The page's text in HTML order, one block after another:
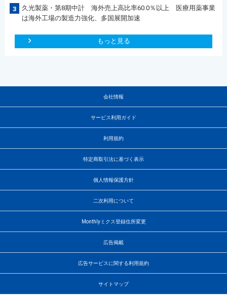
3
久光製薬・第8期中計 海外売上高比率60.0％以上 医療用薬事業
は海外工場の製造力強化、多国展開加速
もっと見る
会社情報
サービス利用ガイド
利用規約
特定商取引法に基づく表示
個人情報保護方針
二次利用について
Monthlyミクス登録住所変更
広告掲載
広告サービスに関する利用規約
サイトマップ